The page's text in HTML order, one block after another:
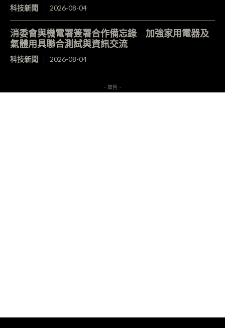
科技新聞 2026-08-04
消委會與機電署簽署合作備忘錄 加強家用電器及
氣體用具聯合測試與資訊交流
科技新聞 2026-08-04
- 廣告 -